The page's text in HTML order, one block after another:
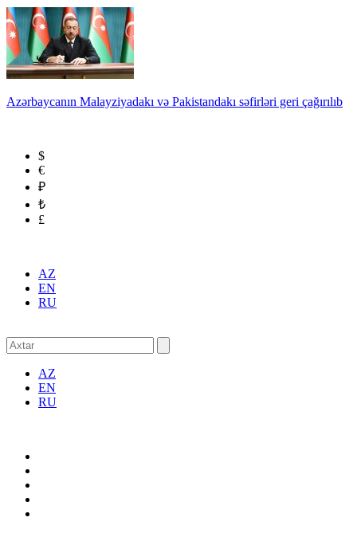
Azərbaycanın Malayziyadakı və Pakistandakı səfirləri geri çağırılıb
$
€
₽
₺
£
AZ
EN
RU
AZ
EN
RU